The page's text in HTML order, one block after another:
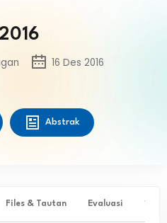
16 Des 2016
Abstrak
Files & Tautan Evaluasi ✨